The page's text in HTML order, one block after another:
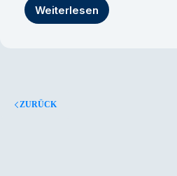
Weiterlesen
Multiconnect
ZURÜCK